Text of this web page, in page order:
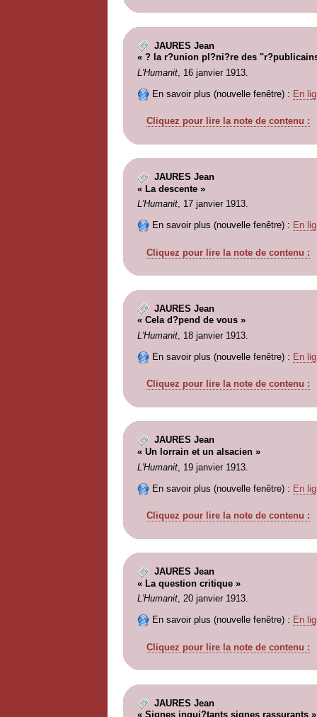
JAURES Jean
« ? la r?union pl?ni?re des
L'Humanit, 16 janvier 1913.
En savoir plus (nouvelle fenêtre) : En
Cliquez pour lire la note de contenu :
JAURES Jean
« La descente »
L'Humanit, 17 janvier 1913.
En savoir plus (nouvelle fenêtre) : En
Cliquez pour lire la note de contenu :
JAURES Jean
« Cela d?pend de vous »
L'Humanit, 18 janvier 1913.
En savoir plus (nouvelle fenêtre) : En
Cliquez pour lire la note de contenu :
JAURES Jean
« Un lorrain et un alsacien »
L'Humanit, 19 janvier 1913.
En savoir plus (nouvelle fenêtre) : En
Cliquez pour lire la note de contenu :
JAURES Jean
« La question critique »
L'Humanit, 20 janvier 1913.
En savoir plus (nouvelle fenêtre) : En
Cliquez pour lire la note de contenu :
JAURES Jean
« Signes inqui?tants signes rassurants »